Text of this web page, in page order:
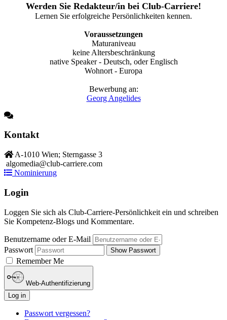
Werden Sie Redakteur/in bei Club-Carriere!
Lernen Sie erfolgreiche Persönlichkeiten kennen.
Voraussetzungen
Maturaniveau
keine Altersbeschränkung
native Speaker - Deutsch, oder Englisch
Wohnort - Europa
Bewerbung an:
Georg Angelides
Kontakt
A-1010 Wien; Sterngasse 3
algomedia@club-carriere.com
Nominierung
Login
Loggen Sie sich als Club-Carriere-Persönlichkeit ein und schreiben
Sie Kompetenz-Blogs und Kommentare.
Benutzername oder E-Mail
Passwort
Show Passwort
Remember Me
Web-Authentifizierung
Log in
Passwort vergessen?